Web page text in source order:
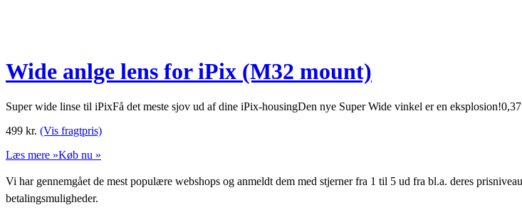
Wide anlge lens for iPix (M32 mount)
Super wide linse til iPixFå det meste sjov ud af dine iPix-housingDen nye Super Wide vinkel er en
499 kr. (Vis fragtpris)
Læs mere »Køb nu »
Vi har gennemgået de mest populære webshops og anmeldt dem med stjerner fra 1 til 5 ud fra bl.a. deres
betalingsmuligheder.